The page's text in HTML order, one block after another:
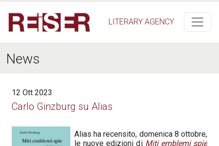
LITERARY AGENCY
News
12 Ott 2023
Carlo Ginzburg su Alias
Alias ha recensito, domenica 8 ottobre,
le nuove edizioni di Miti emblemi spie